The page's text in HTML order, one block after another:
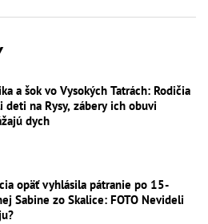
a šok vo Vysokých Tatrách: Rodičia
deti na Rysy, zábery ich obuvi
dych
opäť vyhlásila pátranie po 15-
Sabine zo Skalice: FOTO Nevideli